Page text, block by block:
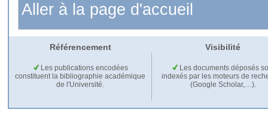
Aller à la page d'accueil
Référencement Visibilité
Les publications encodées
constituent la bibliographie académique
de l'Université.
Les documents déposés
indexés par les moteurs de
(Google Scholar,…).